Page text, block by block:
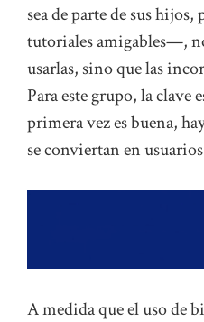
sea de parte de sus
tutoriales amigables—,
usarlas, sino que las
Para este grupo, la clave
primera vez es buena,
se conviertan en
A medida que el uso de